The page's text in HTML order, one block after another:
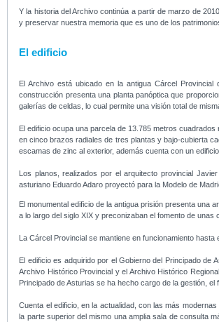
Y la historia del Archivo continúa a partir de marzo de
y preservar nuestra memoria que es uno de los
El edificio
El Archivo está ubicado en la antigua Cárcel
construcción presenta una planta panóptica que
galerías de celdas, lo cual permite una visión total de
El edificio ocupa una parcela de 13.785 metros
en cinco brazos radiales de tres plantas y bajo-cubierta
escamas de zinc al exterior, además cuenta con un
Los planos, realizados por el arquitecto provincial
asturiano Eduardo Adaro proyectó para la Modelo de
El monumental edificio de la antigua prisión presenta una
a lo largo del siglo XIX y preconizaban el fomento de
La Cárcel Provincial se mantiene en funcionamiento
El edificio es adquirido por el Gobierno del Principado
Archivo Histórico Provincial y el Archivo Histórico
Principado de Asturias se ha hecho cargo de la gestión,
Cuenta el edificio, en la actualidad, con las más
la parte superior del mismo una amplia sala de consulta